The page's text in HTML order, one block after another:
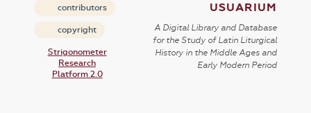
contributors
copyright
Strigonometer
Research
Platform 2.0
USUARIUM
A Digital Library and Database
for the Study of Latin Liturgical
History in the Middle Ages and
Early Modern Period